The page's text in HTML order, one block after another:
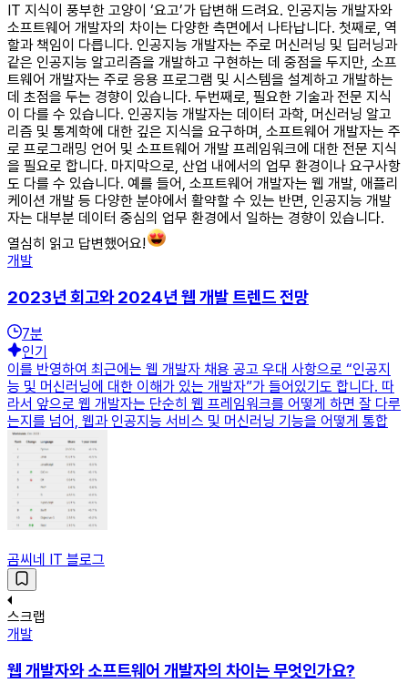
IT 지식이 풍부한 고양이 ‘요고’가 답변해 드려요. 인공지능 개발자와
소프트웨어 개발자의 차이는 다양한 측면에서 나타납니다. 첫째로, 역
할과 책임이 다릅니다. 인공지능 개발자는 주로 머신러닝 및 딥러닝과
같은 인공지능 알고리즘을 개발하고 구현하는 데 중점을 두지만, 소프
트웨어 개발자는 주로 응용 프로그램 및 시스템을 설계하고 개발하는
데 초점을 두는 경향이 있습니다. 두번째로, 필요한 기술과 전문 지식
이 다를 수 있습니다. 인공지능 개발자는 데이터 과학, 머신러닝 알고
리즘 및 통계학에 대한 깊은 지식을 요구하며, 소프트웨어 개발자는 주
로 프로그래밍 언어 및 소프트웨어 개발 프레임워크에 대한 전문 지식
을 필요로 합니다. 마지막으로, 산업 내에서의 업무 환경이나 요구사항
도 다를 수 있습니다. 예를 들어, 소프트웨어 개발자는 웹 개발, 애플리
케이션 개발 등 다양한 분야에서 활약할 수 있는 반면, 인공지능 개발
자는 대부분 데이터 중심의 업무 환경에서 일하는 경향이 있습니다.
열심히 읽고 답변했어요!
개발
2023년 회고와 2024년 웹 개발 트렌드 전망
7분
인기
이를 반영하여 최근에는 웹 개발자 채용 공고 우대 사항으로 “인공지
능 및 머신러닝에 대한 이해가 있는 개발자”가 들어있기도 합니다. 따
라서 앞으로 웹 개발자는 단순히 웹 프레임워크를 어떻게 하면 잘 다루
는지를 넘어, 웹과 인공지능 서비스 및 머신러닝 기능을 어떻게 통합
곰씨네 IT 블로그
스크랩
개발
웹 개발자와 소프트웨어 개발자의 차이는 무엇인가요?